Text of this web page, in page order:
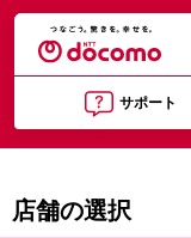
サポート
店舗の選択